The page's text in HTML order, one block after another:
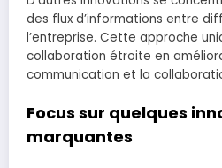
des flux d’informations entre
l’entreprise. Cette approche
collaboration étroite en
communication et la
Focus sur quelques
marquantes